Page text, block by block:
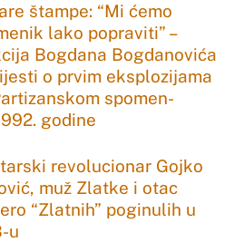
štampe: “Mi ćemo
lako popraviti” –
Bogdana Bogdanovića
o prvim eksplozijama
spomen-
godine
revolucionar Gojko
muž Zlatke i otac
“Zlatnih” poginulih u
u